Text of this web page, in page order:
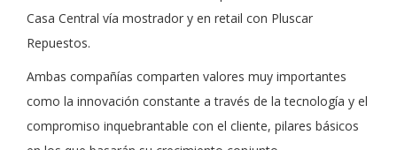
Casa Central vía mostrador y en retail con Pluscar
Repuestos.
Ambas compañías comparten valores muy importantes
como la innovación constante a través de la tecnología y el
compromiso inquebrantable con el cliente, pilares básicos